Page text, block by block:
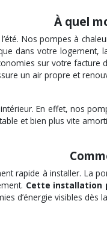
À quel
Nos pompes à
dans votre logement,
sur votre facture
un air propre et
En effet, nos
et bien plus vite
rapide à installer. La
Cette installation
d’énergie visibles dès